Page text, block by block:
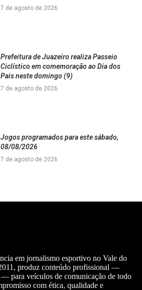
7 de agosto de 2026
Prefeitura de Juazeiro realiza Passeio
Ciclístico em comemoração ao Dia dos
Pais neste domingo (9)
7 de agosto de 2026
Jogos programados para este sábado,
08/08/2026
7 de agosto de 2026
em jornalismo esportivo no Vale do
produz conteúdo profissional —
para veículos de comunicação de todo
com ética, qualidade e